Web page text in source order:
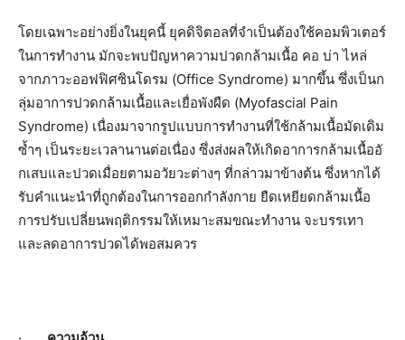
โดยเฉพาะอย่างยิ่งในยุคนี้ ยุคดิจิตอลที่จำเป็นต้องใช้คอมพิวเตอร์
ในการทำงาน มักจะพบปัญหาความปวดกล้ามเนื้อ คอ บ่า ไหล่
จากภาวะออฟฟิศซินโดรม (Office Syndrome) มากขึ้น ซึ่งเป็นก
ลุ่มอาการปวดกล้ามเนื้อและเยื่อพังผืด (Myofascial Pain
Syndrome) เนื่องมาจากรูปแบบการทำงานที่ใช้กล้ามเนื้อมัดเดิม
ซ้ำๆ เป็นระยะเวลานานต่อเนื่อง ซึ่งส่งผลให้เกิดอาการกล้ามเนื้ออั
กเสบและปวดเมื่อยตามอวัยวะต่างๆ ที่กล่าวมาข้างต้น ซึ่งหากได้
รับคำแนะนำที่ถูกต้องในการออกกำลังกาย ยืดเหยียดกล้ามเนื้อ
การปรับเปลี่ยนพฤติกรรมให้เหมาะสมขณะทำงาน จะบรรเทา
และลดอาการปวดได้พอสมควร